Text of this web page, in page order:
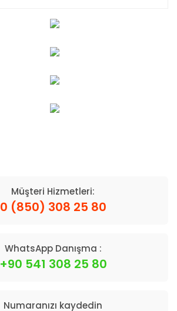
Müşteri Hizmetleri:
0 (850) 308 25 80
WhatsApp Danışma :
+90 541 308 25 80
Numaranızı kaydedin